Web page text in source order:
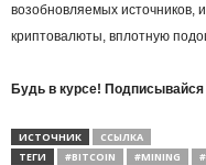
возобновляемых источников,
криптовалюты, вплотную
Будь в курсе! Подписывайся
ИСТОЧНИК
ССЫЛКА
ТЕГИ
#BITCOIN #MINING